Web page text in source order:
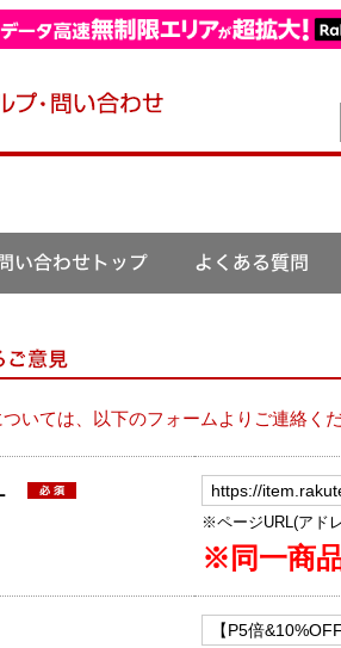
いては、以下のフォームよりご連絡く
※ページURL(アド
※同一商